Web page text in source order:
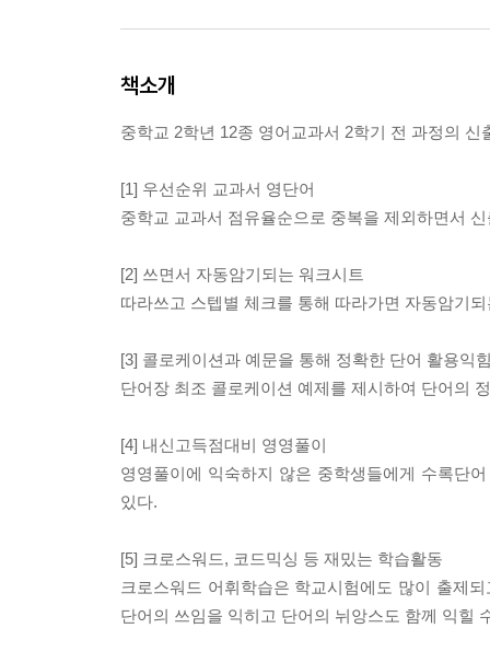
책소개
중학교 2학년 12종 영어교과서 2학기 전 과정의
[1] 우선순위 교과서 영단어
중학교 교과서 점유율순으로 중복을 제외하면서
[2] 쓰면서 자동암기되는 워크시트
따라쓰고 스텝별 체크를 통해 따라가면 자동암기
[3] 콜로케이션과 예문을 통해 정확한 단어 활용익
단어장 최조 콜로케이션 예제를 제시하여 단어의
[4] 내신고득점대비 영영풀이
영영풀이에 익숙하지 않은 중학생들에게 수록단
있다.
[5] 크로스워드, 코드믹싱 등 재밌는 학습활동
크로스워드 어휘학습은 학교시험에도 많이 출제
단어의 쓰임을 익히고 단어의 뉘앙스도 함께 익힐